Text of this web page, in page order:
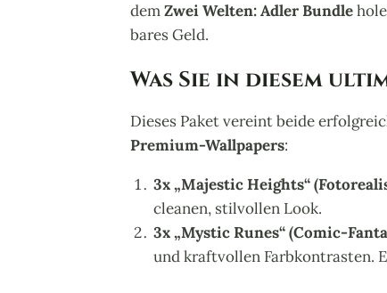
demZwei Welten: Adler Bundle
bares Geld.
Was Sie in diesem
Dieses Paket vereint beide
Premium-Wallpapers:
3x „Majestic Heights“
cleanen, stilvollen Look.
3x „Mystic Runes“ (Comic-
und kraftvollen Farbkontrasten.